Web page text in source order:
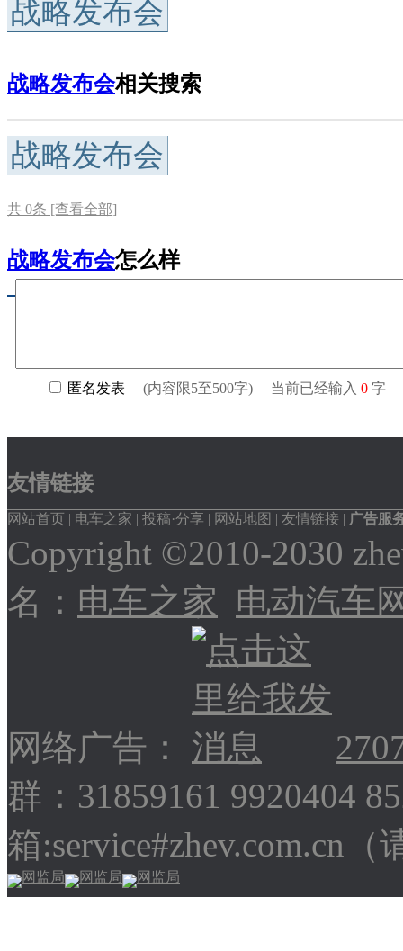
战略发布会
战略发布会相关搜索
战略发布会
共 0条 [查看全部]
战略发布会怎么样
友情链接
网站首页 | 电车之家 | 投稿·分享 | 网站地图 | 友情链接 | 广告服
Copyright ©2010-2030
名： 电车之家 电动汽车
网络广告：
群：31859161 9920404
箱:service#zhev.com.cn